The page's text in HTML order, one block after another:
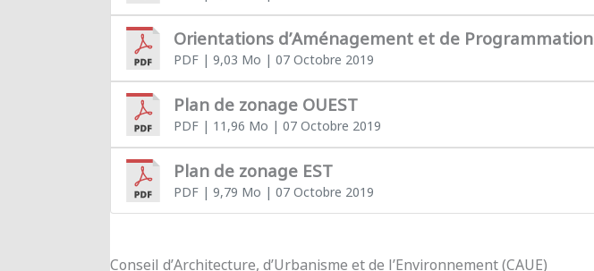
Orientations d’Aménagement et de Programmation
PDF| 9,03 Mo | 07 Octobre 2019
Plan de zonage OUEST
PDF| 11,96 Mo | 07 Octobre 2019
Plan de zonage EST
PDF| 9,79 Mo | 07 Octobre 2019
Conseil d’Architecture, d’Urbanisme et de l’Environnement (CAUE)